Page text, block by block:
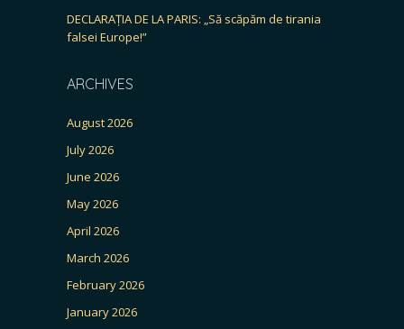
DECLARAȚIA DE LA PARIS: „Să scăpăm de tirania
falsei Europe!”
ARCHIVES
August 2026
July 2026
June 2026
May 2026
April 2026
March 2026
February 2026
January 2026